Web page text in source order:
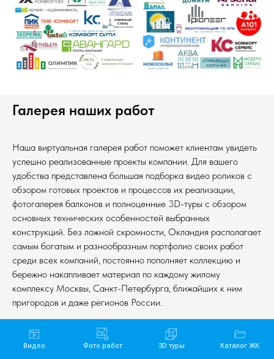
Галерея наших работ
Наша виртуальная галерея работ поможет клиентам увидеть
успешно реализованные проекты компании. Для вашего
удобства представлена большая подборка видео роликов с
обзором готовых проектов и процессов их реализации,
фотогалерея балконов и полноценные 3D-туры с обзором
основных технических особенностей выбранных
конструкций. Без ложной скромности, Окландия располагает
самым богатым и разнообразным портфолио своих работ
среди всех компаний, постоянно пополняет коллекцию и
бережно накапливает материал по каждому жилому
комплексу Москвы, Санкт-Петербурга, ближайших к ним
пригородов и даже регионов России.
Видео Фото работ 3D туры Каталог ЖК